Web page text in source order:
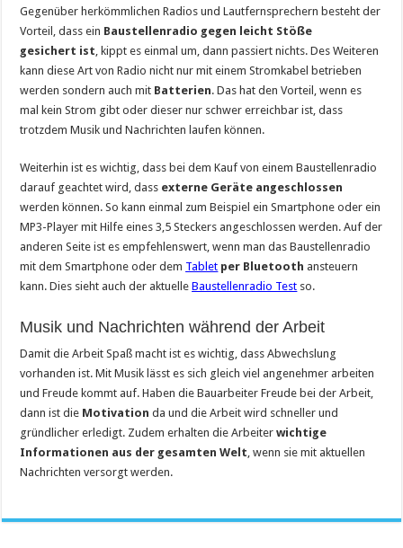
Gegenüber herkömmlichen Radios und Lautfernsprechern besteht der
Vorteil, dass ein Baustellenradio gegen leicht Stöße
gesichert ist, kippt es einmal um, dann passiert nichts. Des Weiteren
kann diese Art von Radio nicht nur mit einem Stromkabel betrieben
werden sondern auch mit Batterien. Das hat den Vorteil, wenn es
mal kein Strom gibt oder dieser nur schwer erreichbar ist, dass
trotzdem Musik und Nachrichten laufen können.
Weiterhin ist es wichtig, dass bei dem Kauf von einem Baustellenradio
darauf geachtet wird, dass externe Geräte angeschlossen
werden können. So kann einmal zum Beispiel ein Smartphone oder ein
MP3-Player mit Hilfe eines 3,5 Steckers angeschlossen werden. Auf der
anderen Seite ist es empfehlenswert, wenn man das Baustellenradio
mit dem Smartphone oder dem Tablet per Bluetooth ansteuern
kann. Dies sieht auch der aktuelleBaustellenradio Test so.
Musik und Nachrichten während der Arbeit
Damit die Arbeit Spaß macht ist es wichtig, dass Abwechslung
vorhanden ist. Mit Musik lässt es sich gleich viel angenehmer arbeiten
und Freude kommt auf. Haben die Bauarbeiter Freude bei der Arbeit,
dann ist die Motivation da und die Arbeit wird schneller und
gründlicher erledigt. Zudem erhalten die Arbeiterwichtige
Informationen aus der gesamten Welt, wenn sie mit aktuellen
Nachrichten versorgt werden.